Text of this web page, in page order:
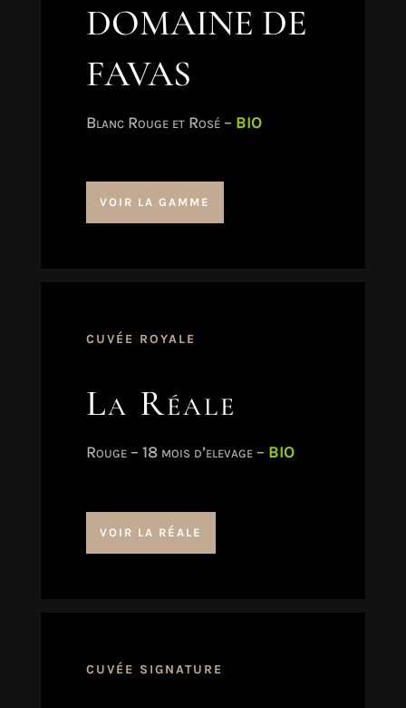
DOMAINE DE
FAVAS
Blanc Rouge et Rosé – BIO
VOIR LA GAMME
CUVÉE ROYALE
La Réale
Rouge – 18 mois d’elevage – BIO
VOIR LA RÉALE
CUVÉE SIGNATURE